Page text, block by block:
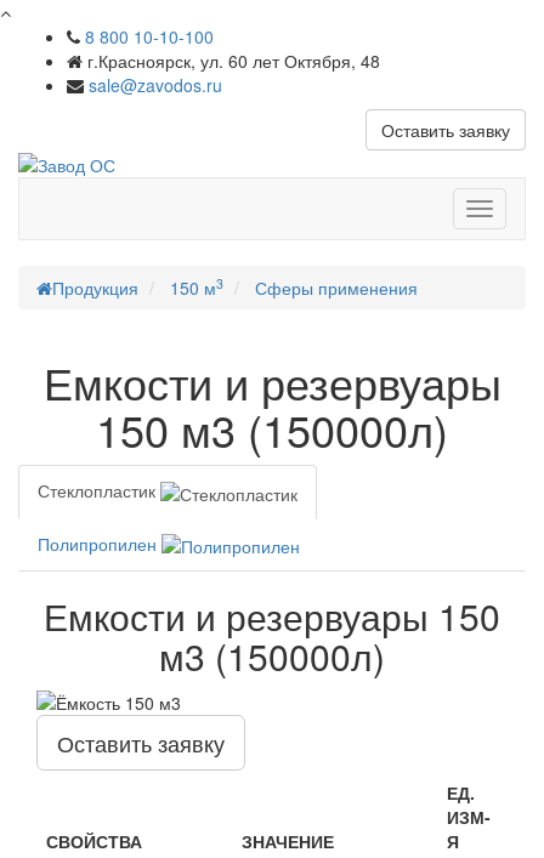
8 800 10-10-100
г.Красноярск, ул. 60 лет Октября, 48
sale@zavodos.ru
Оставить заявку
меню
Продукция 150 м3 Сферы применения
Емкости и резервуары
150 м3 (150000л)
Стеклопластик
Полипропилен
Емкости и резервуары 150
м3 (150000л)
Оставить заявку
СВОЙСТВА ЗНАЧЕНИЕ
ЕД.
ИЗМ-
Я